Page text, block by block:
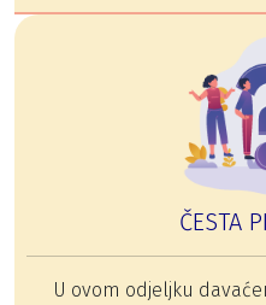
ČESTA
U ovom odjeljku